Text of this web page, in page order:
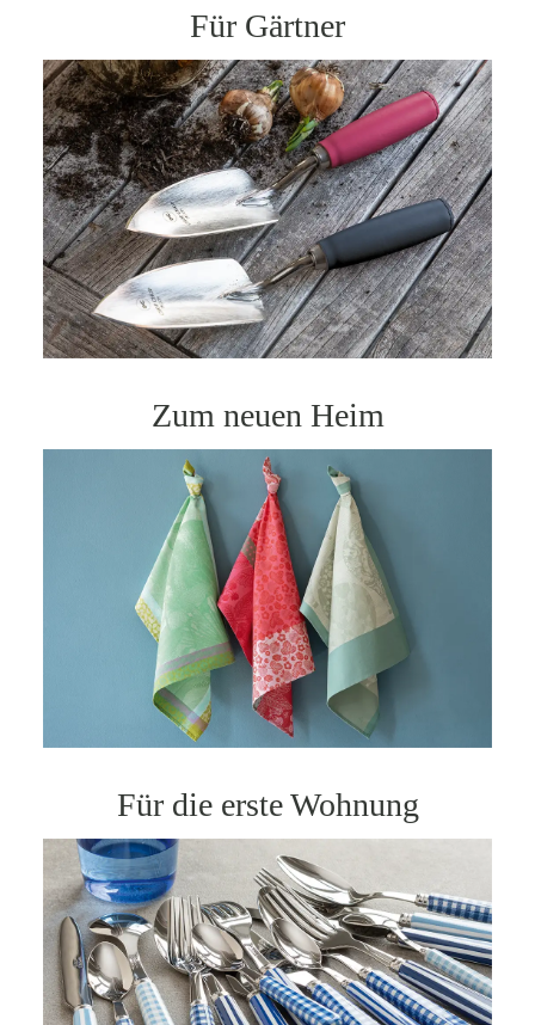
Für Gärtner
Zum neuen Heim
Für die erste Wohnung